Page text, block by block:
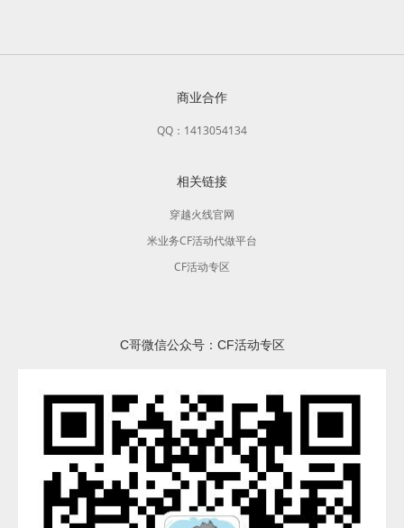
商业合作
QQ：1413054134
相关链接
穿越火线官网
米业务CF活动代做平台
CF活动专区
C哥微信公众号：CF活动专区